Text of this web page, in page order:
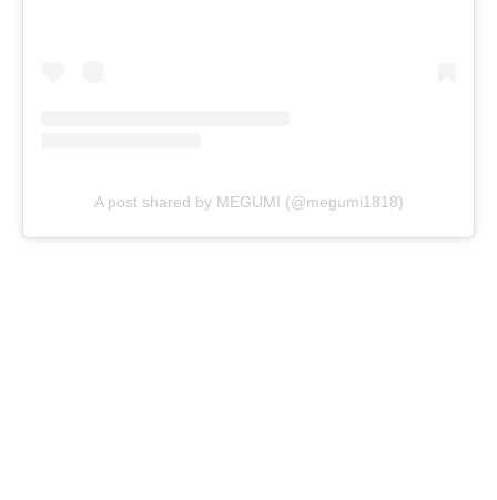
A post shared by MEGUMI (@megumi1818)